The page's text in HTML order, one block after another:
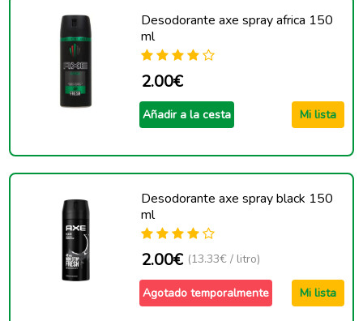
Desodorante axe spray africa 150
ml
2.00€
Añadir a la cesta Mi lista
Desodorante axe spray black 150
ml
2.00€ (13.33€ / litro)
Agotado temporalmente Mi lista